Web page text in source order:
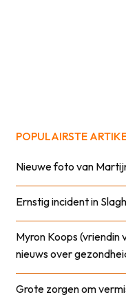
POPULAIRSTE
Nieuwe foto van
Ernstig incident in
Myron Koops (vriendin
nieuws over
Grote zorgen om